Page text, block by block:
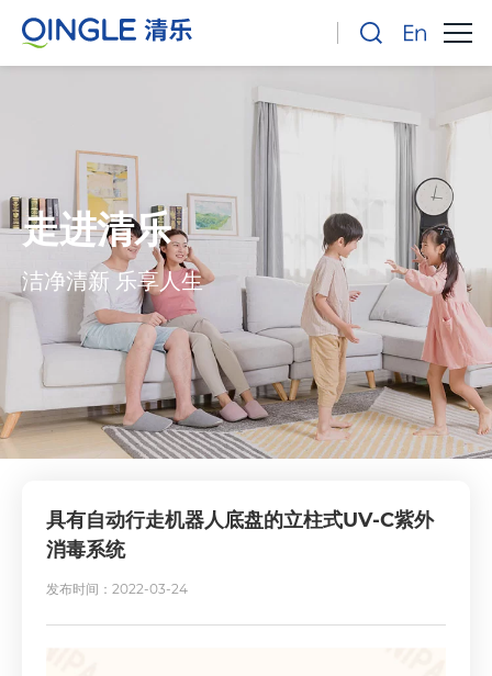
走进清乐
洁净清新 乐享人生
具有自动行走机器人底盘的立柱式UV-C紫外
消毒系统
发布时间：2022-03-24